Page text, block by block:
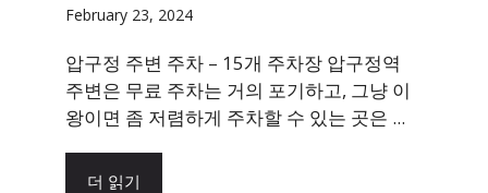
February 23, 2024
압구정 주변 주차 – 15개 주차장 압구정역
주변은 무료 주차는 거의 포기하고, 그냥 이
왕이면 좀 저렴하게 주차할 수 있는 곳은 ...
더 읽기